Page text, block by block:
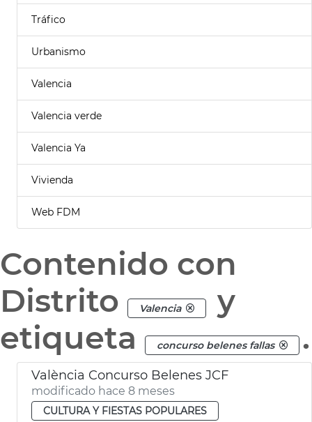
Tráfico
Urbanismo
Valencia
Valencia verde
Valencia Ya
Vivienda
Web FDM
Contenido con
Distrito
Valencia
y
etiqueta
concurso belenes fallas .
València Concurso Belenes JCF
modificado hace 8 meses
CULTURA Y FIESTAS POPULARES